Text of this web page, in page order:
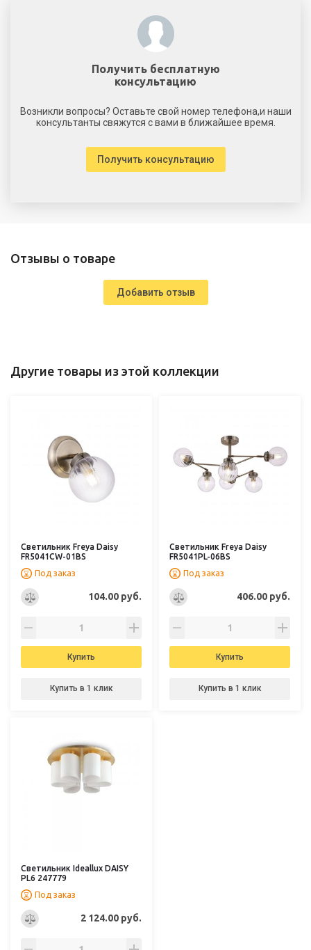
Получить бесплатную
консультацию
Возникли вопросы? Оставьте свой номер телефона,и наши
консультанты свяжутся с вами в ближайшее время.
Получить консультацию
Отзывы о товаре
Добавить отзыв
Другие товары из этой коллекции
Светильник Freya Daisy
FR5041CW-01BS
Под заказ
104.00 руб.
Купить
Купить в 1 клик
Светильник Freya Daisy
FR5041PL-06BS
Под заказ
406.00 руб.
Купить
Купить в 1 клик
Светильник Ideallux DAISY
PL6 247779
Под заказ
2 124.00 руб.